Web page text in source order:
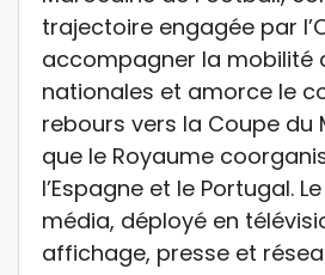
trajectoire engagée par
accompagner la mobilité
nationales et amorce le
rebours vers la Coupe du
que le Royaume
l’Espagne et le Portugal.
média, déployé en
affichage, presse et